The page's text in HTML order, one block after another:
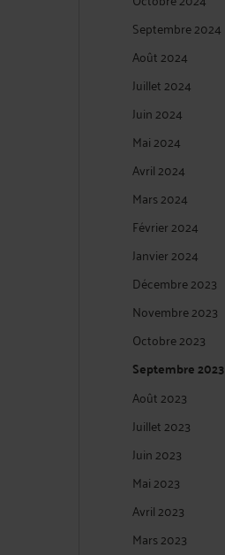
Septembre 2024
Août 2024
Juillet 2024
Juin 2024
Mai 2024
Avril 2024
Mars 2024
Février 2024
Janvier 2024
Décembre 2023
Novembre 2023
Octobre 2023
Septembre 2023
Août 2023
Juillet 2023
Juin 2023
Mai 2023
Avril 2023
Mars 2023